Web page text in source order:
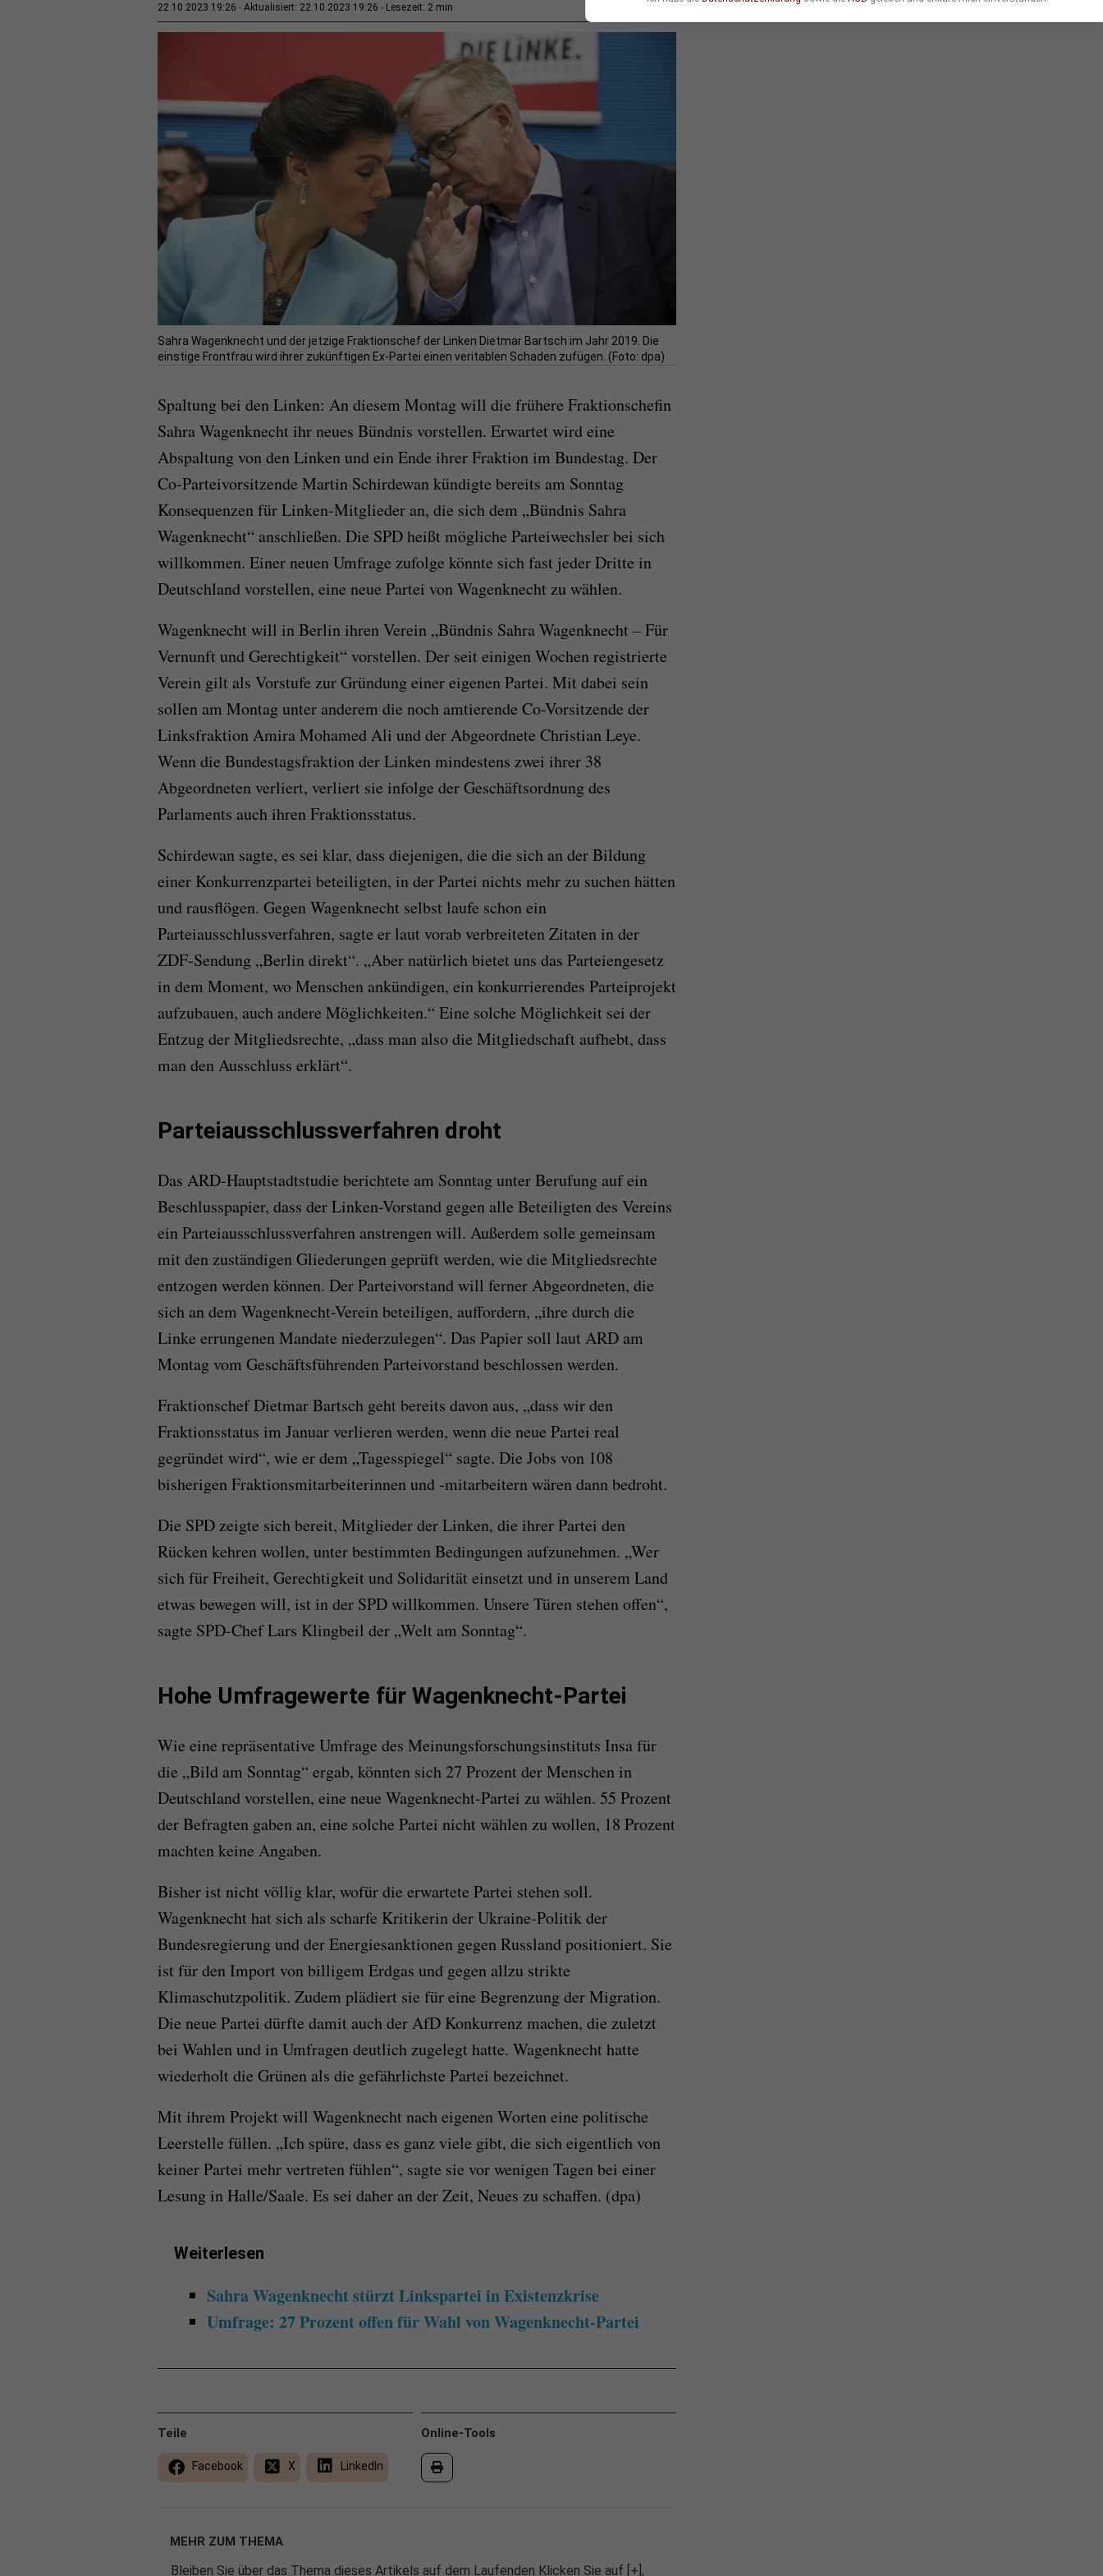
22.10.2023 19:26 Aktualisiert: 22.10.2023 19:26 Lesezeit: 2 min
Sahra Wagenknecht und der jetzige Fraktionschef der Linken Dietmar Bartsch im Jahr 2019. Die
einstige Frontfrau wird ihrer zukünftigen Ex-Partei einen veritablen Schaden zufügen. (Foto: dpa)
Spaltung bei den Linken: An diesem Montag will die frühere Fraktionschefin
Sahra Wagenknecht ihr neues Bündnis vorstellen. Erwartet wird eine
Abspaltung von den Linken und ein Ende ihrer Fraktion im Bundestag. Der
Co-Parteivorsitzende Martin Schirdewan kündigte bereits am Sonntag
Konsequenzen für Linken-Mitglieder an, die sich dem „Bündnis Sahra
Wagenknecht“ anschließen. Die SPD heißt mögliche Parteiwechsler bei sich
willkommen. Einer neuen Umfrage zufolge könnte sich fast jeder Dritte in
Deutschland vorstellen, eine neue Partei von Wagenknecht zu wählen.
Wagenknecht will in Berlin ihren Verein „Bündnis Sahra Wagenknecht – Für
Vernunft und Gerechtigkeit“ vorstellen. Der seit einigen Wochen registrierte
Verein gilt als Vorstufe zur Gründung einer eigenen Partei. Mit dabei sein
sollen am Montag unter anderem die noch amtierende Co-Vorsitzende der
Linksfraktion Amira Mohamed Ali und der Abgeordnete Christian Leye.
Wenn die Bundestagsfraktion der Linken mindestens zwei ihrer 38
Abgeordneten verliert, verliert sie infolge der Geschäftsordnung des
Parlaments auch ihren Fraktionsstatus.
Schirdewan sagte, es sei klar, dass diejenigen, die die sich an der Bildung
einer Konkurrenzpartei beteiligten, in der Partei nichts mehr zu suchen hätten
und rausflögen. Gegen Wagenknecht selbst laufe schon ein
Parteiausschlussverfahren, sagte er laut vorab verbreiteten Zitaten in der
ZDF-Sendung „Berlin direkt“. „Aber natürlich bietet uns das Parteiengesetz
in dem Moment, wo Menschen ankündigen, ein konkurrierendes Parteiprojekt
aufzubauen, auch andere Möglichkeiten.“ Eine solche Möglichkeit sei der
Entzug der Mitgliedsrechte, „dass man also die Mitgliedschaft aufhebt, dass
man den Ausschluss erklärt“.
Parteiausschlussverfahren droht
Das ARD-Hauptstadtstudie berichtete am Sonntag unter Berufung auf ein
Beschlusspapier, dass der Linken-Vorstand gegen alle Beteiligten des Vereins
ein Parteiausschlussverfahren anstrengen will. Außerdem solle gemeinsam
mit den zuständigen Gliederungen geprüft werden, wie die Mitgliedsrechte
entzogen werden können. Der Parteivorstand will ferner Abgeordneten, die
sich an dem Wagenknecht-Verein beteiligen, auffordern, „ihre durch die
Linke errungenen Mandate niederzulegen“. Das Papier soll laut ARD am
Montag vom Geschäftsführenden Parteivorstand beschlossen werden.
Fraktionschef Dietmar Bartsch geht bereits davon aus, „dass wir den
Fraktionsstatus im Januar verlieren werden, wenn die neue Partei real
gegründet wird“, wie er dem „Tagesspiegel“ sagte. Die Jobs von 108
bisherigen Fraktionsmitarbeiterinnen und -mitarbeitern wären dann bedroht.
Die SPD zeigte sich bereit, Mitglieder der Linken, die ihrer Partei den
Rücken kehren wollen, unter bestimmten Bedingungen aufzunehmen. „Wer
sich für Freiheit, Gerechtigkeit und Solidarität einsetzt und in unserem Land
etwas bewegen will, ist in der SPD willkommen. Unsere Türen stehen offen“,
sagte SPD-Chef Lars Klingbeil der „Welt am Sonntag“.
Hohe Umfragewerte für Wagenknecht-Partei
Wie eine repräsentative Umfrage des Meinungsforschungsinstituts Insa für
die „Bild am Sonntag“ ergab, könnten sich 27 Prozent der Menschen in
Deutschland vorstellen, eine neue Wagenknecht-Partei zu wählen. 55 Prozent
der Befragten gaben an, eine solche Partei nicht wählen zu wollen, 18 Prozent
machten keine Angaben.
Bisher ist nicht völlig klar, wofür die erwartete Partei stehen soll.
Wagenknecht hat sich als scharfe Kritikerin der Ukraine-Politik der
Bundesregierung und der Energiesanktionen gegen Russland positioniert. Sie
ist für den Import von billigem Erdgas und gegen allzu strikte
Klimaschutzpolitik. Zudem plädiert sie für eine Begrenzung der Migration.
Die neue Partei dürfte damit auch der AfD Konkurrenz machen, die zuletzt
bei Wahlen und in Umfragen deutlich zugelegt hatte. Wagenknecht hatte
wiederholt die Grünen als die gefährlichste Partei bezeichnet.
Mit ihrem Projekt will Wagenknecht nach eigenen Worten eine politische
Leerstelle füllen. „Ich spüre, dass es ganz viele gibt, die sich eigentlich von
keiner Partei mehr vertreten fühlen“, sagte sie vor wenigen Tagen bei einer
Lesung in Halle/Saale. Es sei daher an der Zeit, Neues zu schaffen. (dpa)
Weiterlesen
Sahra Wagenknecht stürzt Linkspartei in Existenzkrise
Umfrage: 27 Prozent offen für Wahl von Wagenknecht-Partei
Online-Tools
Teile
Facebook X LinkedIn
MEHR ZUM THEMA
Bleiben Sie über das Thema dieses Artikels auf dem Laufenden Klicken Sie auf [+],